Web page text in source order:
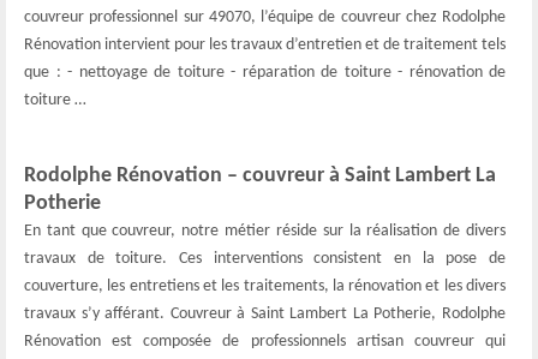
couvreur professionnel sur 49070, l’équipe de couvreur chez Rodolphe
Rénovation intervient pour les travaux d’entretien et de traitement tels
que : - nettoyage de toiture - réparation de toiture - rénovation de
toiture …
Rodolphe Rénovation – couvreur à Saint Lambert La
Potherie
En tant que couvreur, notre métier réside sur la réalisation de divers
travaux de toiture. Ces interventions consistent en la pose de
couverture, les entretiens et les traitements, la rénovation et les divers
travaux s’y afférant. Couvreur à Saint Lambert La Potherie, Rodolphe
Rénovation est composée de professionnels artisan couvreur qui